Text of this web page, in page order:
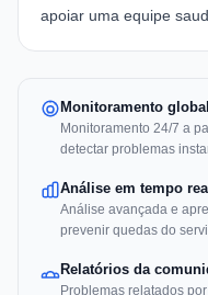
apoiar uma equipe
Monitoramento global
Monitoramento 24/7 a
detectar problemas
Análise em tempo real
Análise avançada e
prevenir quedas do
Relatórios da
Problemas relatados